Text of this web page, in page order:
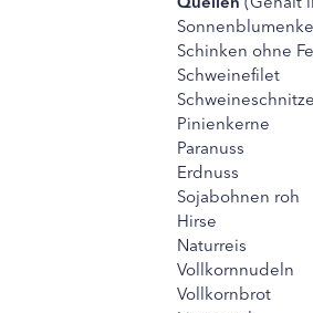
Schinken ohne
Schweinefilet
Pinienkerne
Paranuss
Erdnuss
Sojabohnen roh
Hirse
Naturreis
Vollkornnudeln
Vollkornbrot